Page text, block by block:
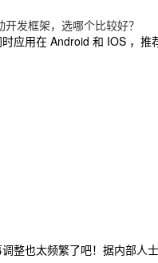
发框架，选哪个比较好？
应用在 Android 和 IOS ，推
整也太频繁了吧！据内部人